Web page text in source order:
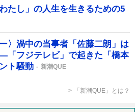
たし」の人生を生きるための5
〉渦中の当事者「佐藤二朗」は
フジテレビ」で起きた「橋本
ト騒動
新潮QUE
「新潮QUE」とは？